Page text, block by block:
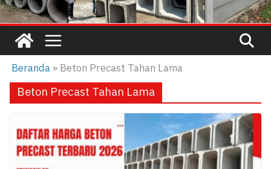
Beranda» Beton Precast Tahan Lama
Beton Precast Tahan Lama